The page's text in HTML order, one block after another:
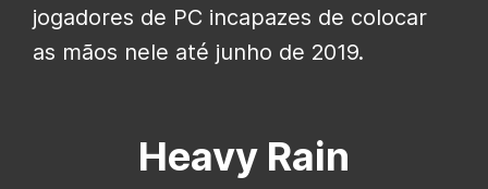
jogadores de PC incapazes de colocar
as mãos nele até junho de 2019.
Heavy Rain